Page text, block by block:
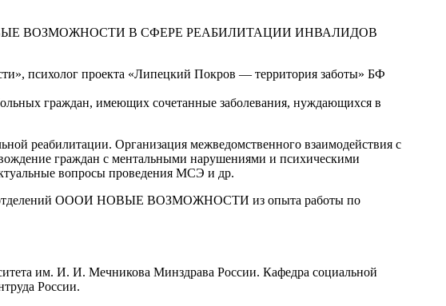
НОВЫЕ ВОЗМОЖНОСТИ В СФЕРЕ РЕАБИЛИТАЦИИ ИНВАЛИДОВ
психолог проекта «Липецкий Покров — территория заботы» БФ
граждан, имеющих сочетанные заболевания, нуждающихся в
реабилитации. Организация межведомственного взаимодействия с
граждан с ментальными нарушениями и психическими
вопросы проведения МСЭ и др.
отделений ОООИ НОВЫЕ ВОЗМОЖНОСТИ из опыта работы по
им. И. И. Мечникова Минздрава России. Кафедра социальной
России.